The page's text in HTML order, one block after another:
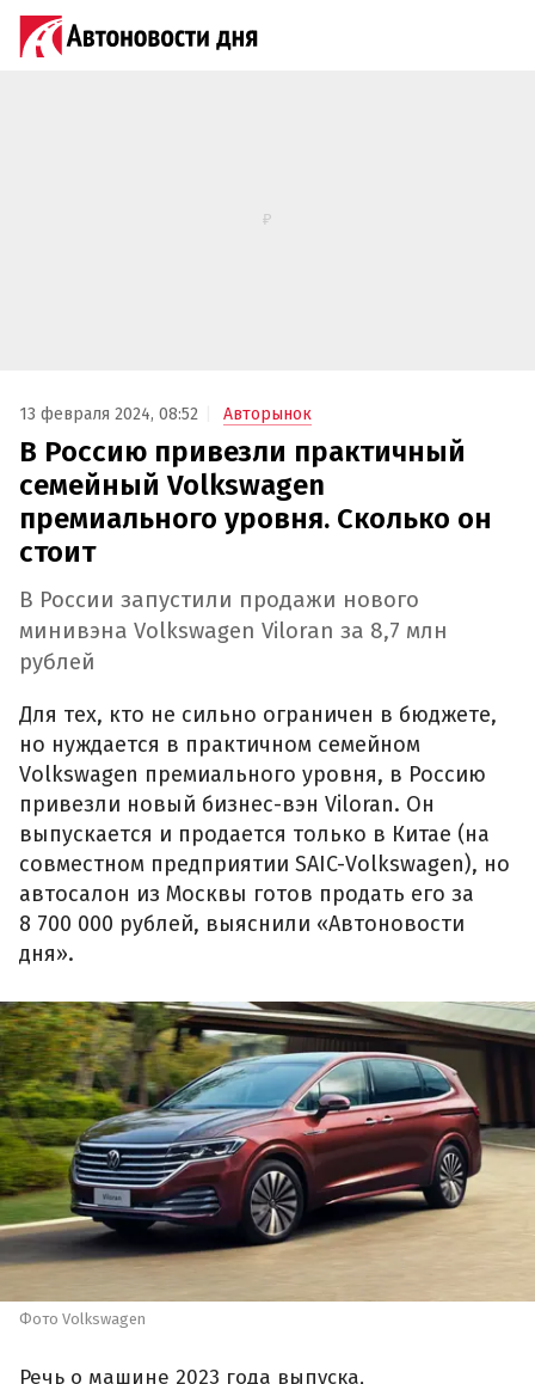
13 февраля 2024, 08:52 Авторынок
В Россию привезли практичный
семейный Volkswagen
премиального уровня. Сколько он
стоит
В России запустили продажи нового
минивэна Volkswagen Viloran за 8,7 млн
рублей
Для тех, кто не сильно ограничен в бюджете,
но нуждается в практичном семейном
Volkswagen премиального уровня, в Россию
привезли новый бизнес-вэн Viloran. Он
выпускается и продается только в Китае (на
совместном предприятии SAIC-Volkswagen), но
автосалон из Москвы готов продать его за
8 700 000 рублей, выяснили «Автоновости
дня».
Фото Volkswagen
Речь о машине 2023 года выпуска,